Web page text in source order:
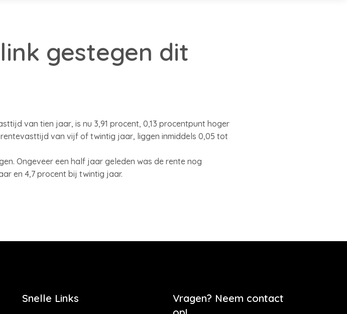
gestegen dit
van tien jaar, is nu 3,91 procent, 0,13 procentpunt hoger
van vijf of twintig jaar, liggen inmiddels 0,05 tot
Ongeveer een half jaar geleden was de rente nog
en 4,7 procent bij twintig jaar.
Snelle Links
Vragen? Neem contact